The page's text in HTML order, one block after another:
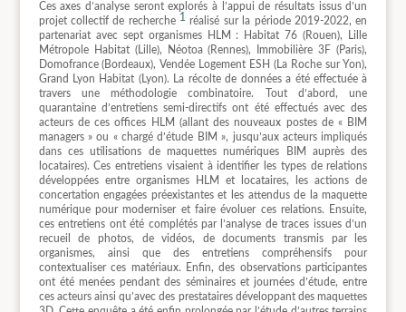
Ces axes d’analyse seront explorés à l’appui de résultats issus d’un
projet collectif de recherche 1 réalisé sur la période 2019-2022, en
partenariat avec sept organismes HLM : Habitat 76 (Rouen), Lille
Métropole Habitat (Lille), Néotoa (Rennes), Immobilière 3F (Paris),
Domofrance (Bordeaux), Vendée Logement ESH (La Roche sur Yon),
Grand Lyon Habitat (Lyon). La récolte de données a été effectuée à
travers une méthodologie combinatoire. Tout d’abord, une
quarantaine d’entretiens semi-directifs ont été effectués avec des
acteurs de ces offices HLM (allant des nouveaux postes de « BIM
managers » ou « chargé d’étude BIM », jusqu’aux acteurs impliqués
dans ces utilisations de maquettes numériques BIM auprès des
locataires). Ces entretiens visaient à identifier les types de relations
développées entre organismes HLM et locataires, les actions de
concertation engagées préexistantes et les attendus de la maquette
numérique pour moderniser et faire évoluer ces relations. Ensuite,
ces entretiens ont été complétés par l’analyse de traces issues d’un
recueil de photos, de vidéos, de documents transmis par les
organismes, ainsi que des entretiens compréhensifs pour
contextualiser ces matériaux. Enfin, des observations participantes
ont été menées pendant des séminaires et journées d’étude, entre
ces acteurs ainsi qu’avec des prestataires développant des maquettes